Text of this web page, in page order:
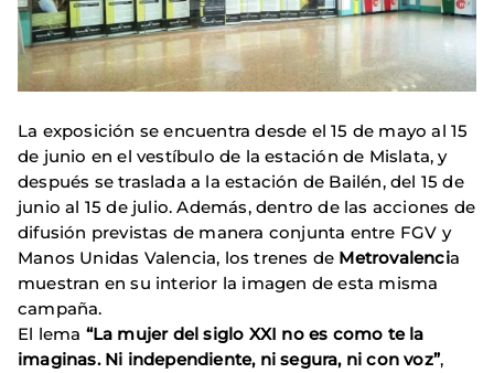
La exposición se encuentra desde el 15 de mayo al 15
de junio en el vestíbulo de la estación de Mislata, y
después se traslada a la estación de Bailén, del 15 de
junio al 15 de julio. Además, dentro de las acciones de
difusión previstas de manera conjunta entre FGV y
Manos Unidas Valencia, los trenes de Metrovalencia
muestran en su interior la imagen de esta misma
campaña.
El lema “La mujer del siglo XXI no es como te la
imaginas. Ni independiente, ni segura, ni con voz”,